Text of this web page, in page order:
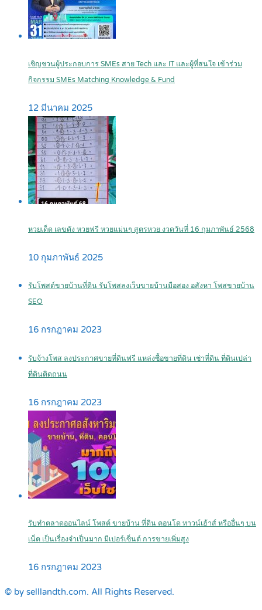
เชิญชวนผู้ประกอบการ SMEs สาย Tech และ IT และผู้ที่สนใจ เข้าร่วม
กิจกรรม SMEs Matching Knowledge & Fund
12 มีนาคม 2025
หวยเด็ด เลขดัง หวยฟรี หวยแม่นๆ สูตรหวย งวดวันที่ 16 กุมภาพันธ์ 2568
10 กุมภาพันธ์ 2025
รับโพสต์ขายบ้านที่ดิน รับโพสลงเว็บขายบ้านมือสอง อสังหา โพสขายบ้าน
SEO
16 กรกฎาคม 2023
รับจ้างโพส ลงประกาศขายที่ดินฟรี แหล่งซื้อขายที่ดิน เช่าที่ดิน ที่ดินเปล่า
ที่ดินติดถนน
16 กรกฎาคม 2023
รับทำตลาดออนไลน์ โพสต์ ขายบ้าน ที่ดิน คอนโด ทาวน์เฮ้าส์ หรืออื่นๆ บน
เน็ต เป็นเรื่องจำเป็นมาก มีเปอร์เซ็นต์ การขายเพิ่มสูง
16 กรกฎาคม 2023
© by selllandth.com. All Rights Reserved.